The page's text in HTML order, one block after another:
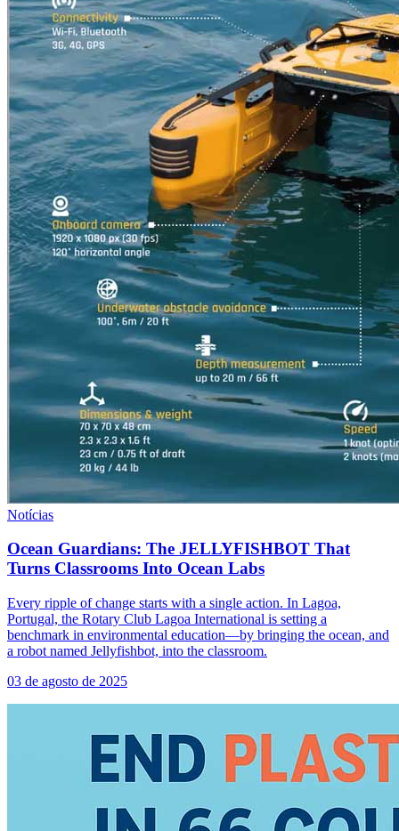
Notícias
Ocean Guardians: The JELLYFISHBOT That
Turns Classrooms Into Ocean Labs
Every ripple of change starts with a single action. In Lagoa,
Portugal, the Rotary Club Lagoa International is setting a
benchmark in environmental education—by bringing the ocean, and
a robot named Jellyfishbot, into the classroom.
03 de agosto de 2025